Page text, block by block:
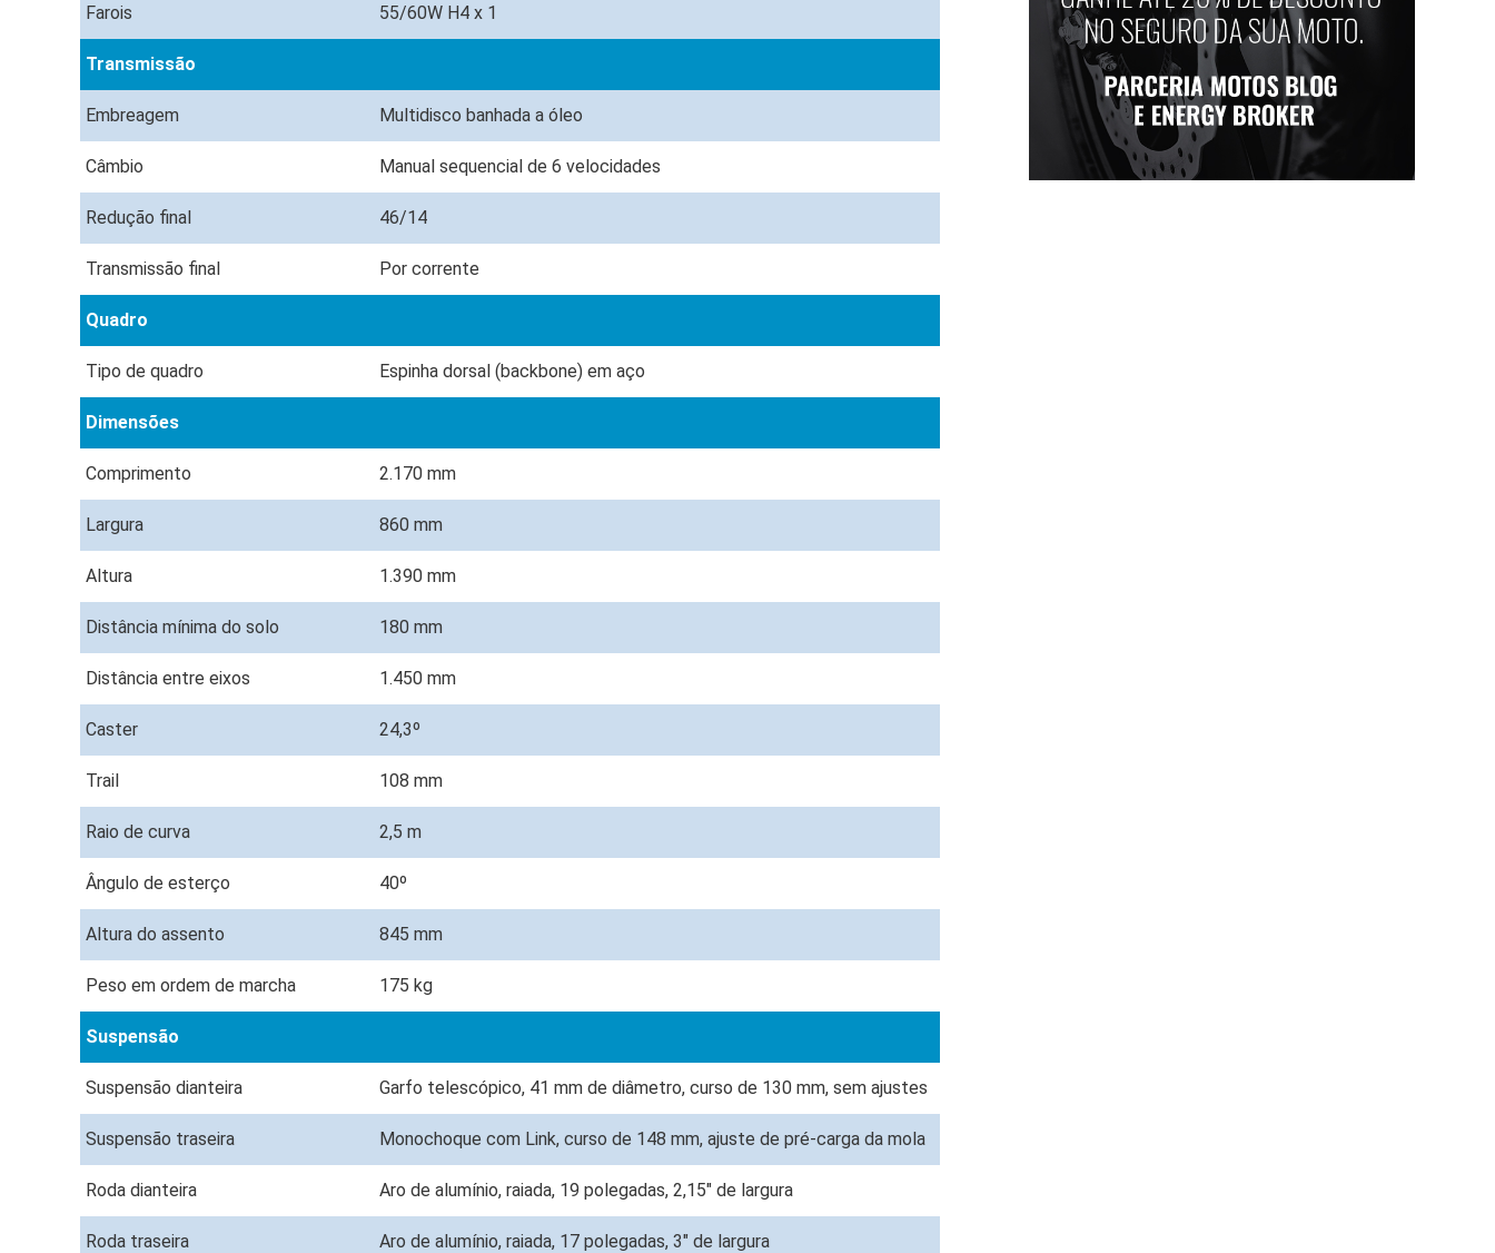
Farois 55/60W H4 x 1
Transmissão
Embreagem Multidisco banhada a óleo
Câmbio Manual sequencial de 6 velocidades
Redução final 46/14
Transmissão final Por corrente
Quadro
Tipo de quadro Espinha dorsal (backbone) em aço
Dimensões
Comprimento 2.170 mm
Largura 860 mm
Altura 1.390 mm
Distância mínima do solo 180 mm
Distância entre eixos 1.450 mm
Caster 24,3º
Trail 108 mm
Raio de curva 2,5 m
Ângulo de esterço 40º
Altura do assento 845 mm
Peso em ordem de marcha 175 kg
Suspensão
Suspensão dianteira Garfo telescópico, 41 mm de diâmetro, curso de 130 mm, sem ajustes
Suspensão traseira Monochoque com Link, curso de 148 mm, ajuste de pré-carga da mola
Roda dianteira Aro de alumínio, raiada, 19 polegadas, 2,15" de largura
Roda traseira Aro de alumínio, raiada, 17 polegadas, 3" de largura